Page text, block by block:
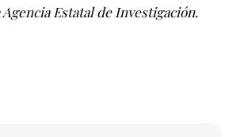
Estatal de Investigación.